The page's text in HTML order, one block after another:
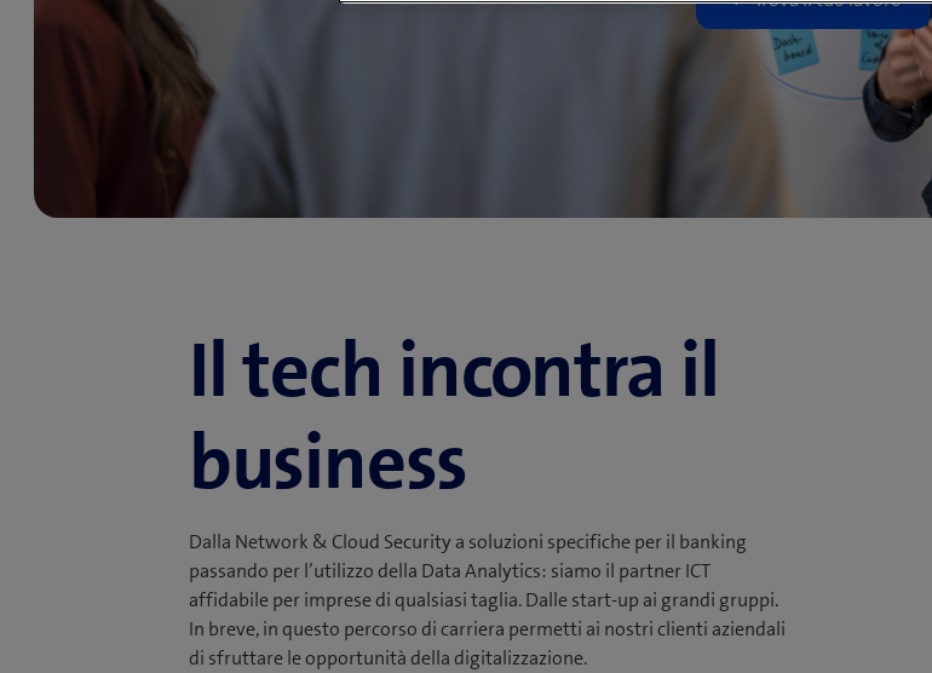
Il tech incontra il
business
Dalla Network & Cloud Security a soluzioni specifiche per il banking
passando per l’utilizzo della Data Analytics: siamo il partner ICT
affidabile per imprese di qualsiasi taglia. Dalle start-up ai grandi gruppi.
In breve, in questo percorso di carriera permetti ai nostri clienti aziendali
di sfruttare le opportunità della digitalizzazione.